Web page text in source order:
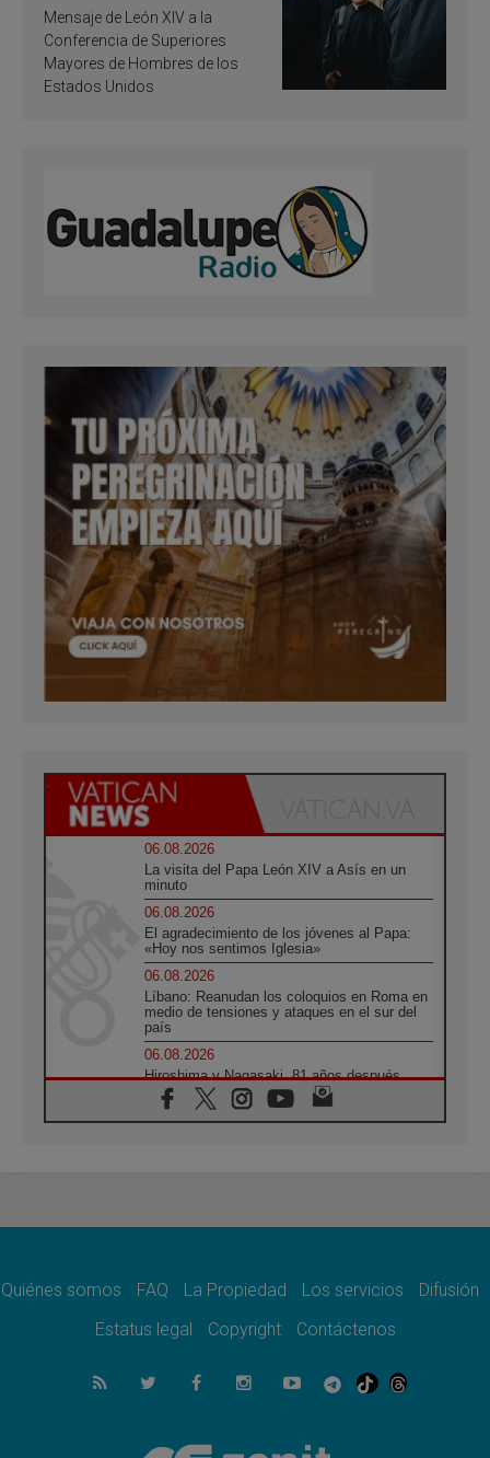
de inspiración y
santificación
Mensaje de León XIV a la
Conferencia de Superiores
Mayores de Hombres de los
Estados Unidos
06.08.2026
La visita del Papa León XIV a Asís en un
minuto
06.08.2026
El agradecimiento de los jóvenes al Papa:
«Hoy nos sentimos Iglesia»
06.08.2026
Líbano: Reanudan los coloquios en Roma en
medio de tensiones y ataques en el sur del
país
06.08.2026
Hiroshima y Nagasaki, 81 años después.
Comienzan "Diez Días Oración por la Paz"
06.08.2026
derriba los muros que separan
La Iglesia en Ceuta: caridad y esperanza
06.08.2026
La visita del Papa a Perú será un tiempo de
Quiénes somos FAQ La Propiedad Los servicios
Difusión
Estatus legal
Copyright Contáctenos